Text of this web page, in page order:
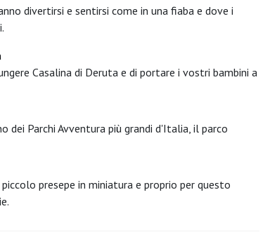
divertirsi e sentirsi come in una fiaba e dove i
Casalina di Deruta e di portare i vostri bambini a
dei Parchi Avventura più grandi d'Italia, il parco
presepe in miniatura e proprio per questo